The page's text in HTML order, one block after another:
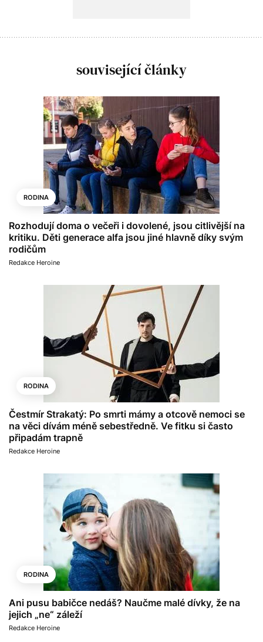
související články
RODINA
Rozhodují doma o večeři i dovolené, jsou citlivější na
kritiku. Děti generace alfa jsou jiné hlavně díky svým
rodičům
Redakce Heroine
RODINA
Čestmír Strakatý: Po smrti mámy a otcově nemoci se
na věci dívám méně sebestředně. Ve fitku si často
připadám trapně
Redakce Heroine
RODINA
Ani pusu babičce nedáš? Naučme malé dívky, že na
jejich „ne“ záleží
Redakce Heroine